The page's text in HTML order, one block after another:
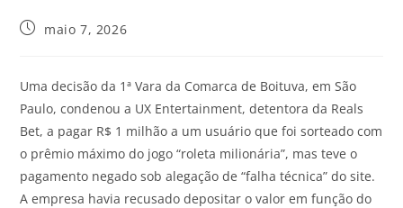
maio 7, 2026
Uma decisão da 1ª Vara da Comarca de Boituva, em São
Paulo, condenou a UX Entertainment, detentora da Reals
Bet, a pagar R$ 1 milhão a um usuário que foi sorteado com
o prêmio máximo do jogo “roleta milionária”, mas teve o
pagamento negado sob alegação de “falha técnica” do site.
A empresa havia recusado depositar o valor em função do